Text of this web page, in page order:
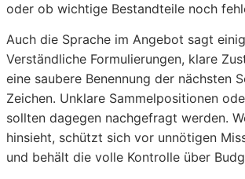
oder ob wichtige Bestandteile noch
Auch die Sprache im Angebot sagt
Verständliche Formulierungen, klare
eine saubere Benennung der nächsten
Zeichen. Unklare Sammelpositionen
sollten dagegen nachgefragt werden.
hinsieht, schützt sich vor unnötigen
und behält die volle Kontrolle über